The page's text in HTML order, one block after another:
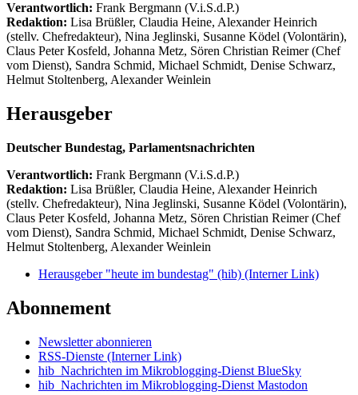
Verantwortlich: Frank Bergmann (V.i.S.d.P.)
Redaktion: Lisa Brüßler, Claudia Heine, Alexander Heinrich
(stellv. Chefredakteur), Nina Jeglinski, Susanne Ködel (Volontärin),
Claus Peter Kosfeld, Johanna Metz, Sören Christian Reimer (Chef
vom Dienst), Sandra Schmid, Michael Schmidt, Denise Schwarz,
Helmut Stoltenberg, Alexander Weinlein
Herausgeber
Deutscher Bundestag, Parlamentsnachrichten
Verantwortlich: Frank Bergmann (V.i.S.d.P.)
Redaktion: Lisa Brüßler, Claudia Heine, Alexander Heinrich
(stellv. Chefredakteur), Nina Jeglinski, Susanne Ködel (Volontärin),
Claus Peter Kosfeld, Johanna Metz, Sören Christian Reimer (Chef
vom Dienst), Sandra Schmid, Michael Schmidt, Denise Schwarz,
Helmut Stoltenberg, Alexander Weinlein
Herausgeber "heute im bundestag" (hib) (Interner Link)
Abonnement
Newsletter abonnieren
RSS-Dienste (Interner Link)
hib_Nachrichten im Mikroblogging-Dienst BlueSky
hib_Nachrichten im Mikroblogging-Dienst Mastodon